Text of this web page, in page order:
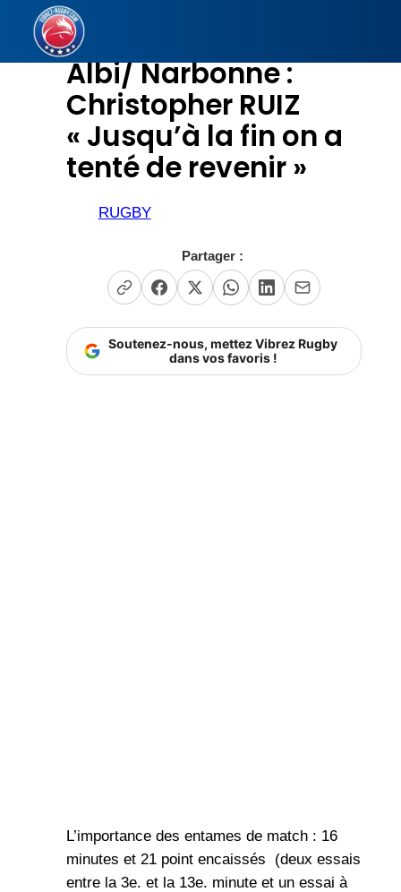
Aller
contenu Albi/ Narbonne :
Christopher RUIZ
« Jusqu’à la fin on a
tenté de revenir »
RUGBY
Partager :
Soutenez-nous, mettez Vibrez Rugby
dans vos favoris !
L’importance des entames de match : 16
minutes et 21 point encaissés (deux essais
entre la 3e. et la 13e. minute et un essai à